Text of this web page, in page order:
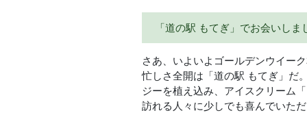
「道の駅 もてぎ」でお会いしま
さあ、いよいよゴールデンウイー
忙しさ全開は「道の駅 もてぎ」だ
ジーを植え込み、アイスクリーム
訪れる人々に少しでも喜んでいた